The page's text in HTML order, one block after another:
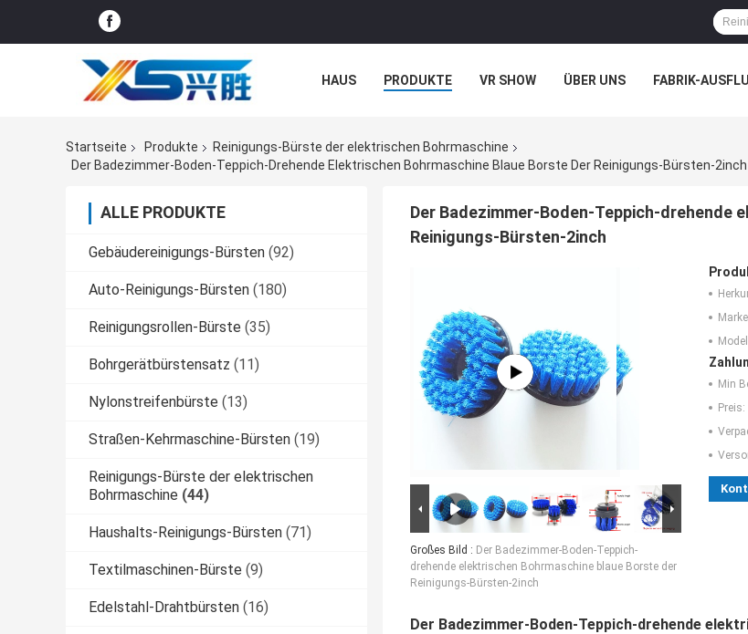
HAUS PRODUKTE VR SHOW ÜBER UNS FABRIK-
Startseite
Produkte
Reinigungs-Bürste der elektrischen Bohrmaschine
Der Badezimmer-Boden-Teppich-Drehende Elektrischen Bohrmaschine Blaue Borste Der Reinigungs-Bürsten-2inch
ALLE PRODUKTE
Gebäudereinigungs-Bürsten (92)
Auto-Reinigungs-Bürsten (180)
Reinigungsrollen-Bürste (35)
Bohrgerätbürstensatz (11)
Nylonstreifenbürste (13)
Straßen-Kehrmaschine-Bürsten (19)
Reinigungs-Bürste der elektrischen
Bohrmaschine (44)
Haushalts-Reinigungs-Bürsten (71)
Textilmaschinen-Bürste (9)
Edelstahl-Drahtbürsten (16)
Der Badezimmer-Boden-Teppich-drehende
Reinigungs-Bürsten-2inch
Großes Bild : Der Badezimmer-Boden-Teppich-
drehende elektrischen Bohrmaschine blaue Borste der
Reinigungs-Bürsten-2inch
Min
Preis:
Der Badezimmer-Boden-Teppich-drehende